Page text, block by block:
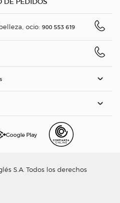
ocio: 900 553 619
Google Play
S.A. Todos los derechos